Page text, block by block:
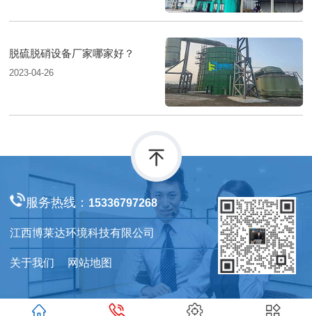
脱硫脱硝设备厂家哪家好？
2023-04-26
服务热线： 15336797268
江西博莱达环境科技有限公司
关于我们 网站地图